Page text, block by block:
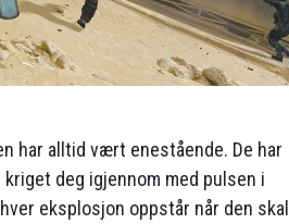
har alltid vært enestående. De har
deg igjennom med pulsen i
eksplosjon oppstår når den skal